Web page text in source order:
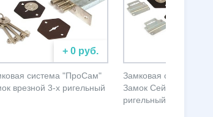
+ 0 руб.
система "ПроСам"
врезной 3-х ригельный
Замковая система
Замок Сейфовый 4-х
ригельный